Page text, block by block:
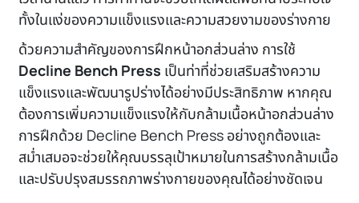
ทั้งในแง่ของความแข็งแรงและความสวยงามของร่างกาย
ด้วยความสำคัญของการฝึกหน้าอกส่วนล่าง การใช้
Decline Bench Press เป็นท่าที่ช่วยเสริมสร้างความ
แข็งแรงและพัฒนารูปร่างได้อย่างมีประสิทธิภาพ หากคุณ
ต้องการเพิ่มความแข็งแรงให้กับกล้ามเนื้อหน้าอกส่วนล่าง
การฝึกด้วย Decline Bench Press อย่างถูกต้องและ
สม่ำเสมอจะช่วยให้คุณบรรลุเป้าหมายในการสร้างกล้ามเนื้อ
และปรับปรุงสมรรถภาพร่างกายของคุณได้อย่างชัดเจน